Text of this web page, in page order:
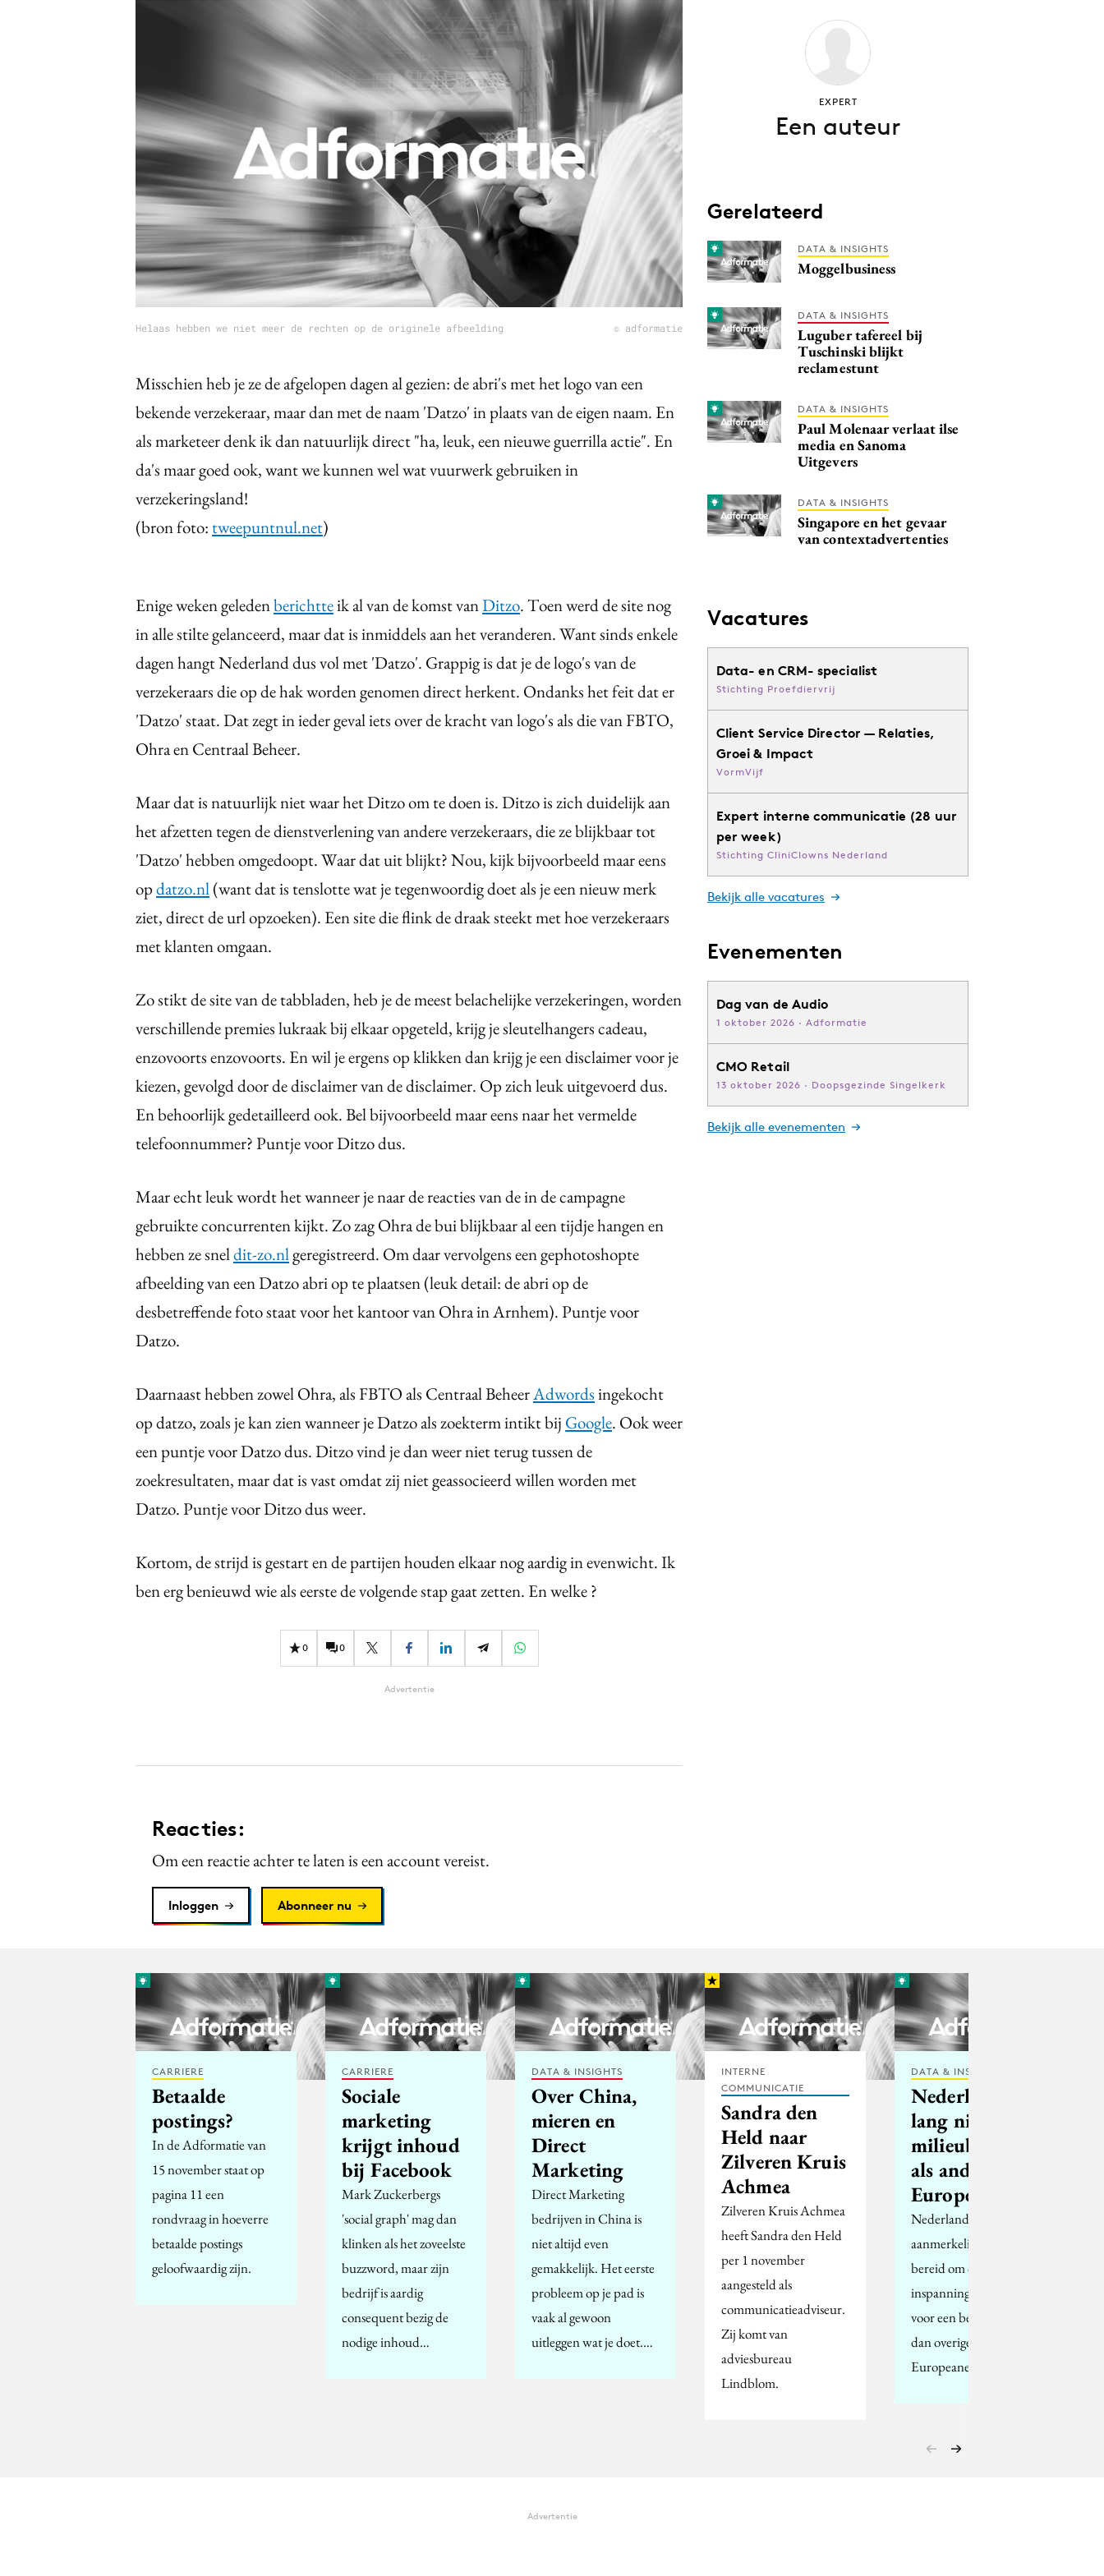
Gedragsverandering
Influencer marketing
Interne communicatie
Martech
Purpose Marketing
Reputatie & crisis
Helaas hebben we niet meer de rechten op de originele afbeelding © adformatie
Misschien heb je ze de afgelopen dagen al gezien: de abri's met het logo van een
bekende verzekeraar, maar dan met de naam 'Datzo' in plaats van de eigen naam. En
als marketeer denk ik dan natuurlijk direct "ha, leuk, een nieuwe guerrilla actie". En
da's maar goed ook, want we kunnen wel wat vuurwerk gebruiken in
verzekeringsland!
(bron foto:tweepuntnul.net)
Enige weken geledenberichtteik al van de komst vanDitzo. Toen werd de site nog
in alle stilte gelanceerd, maar dat is inmiddels aan het veranderen. Want sinds enkele
dagen hangt Nederland dus vol met 'Datzo'. Grappig is dat je de logo's van de
verzekeraars die op de hak worden genomen direct herkent. Ondanks het feit dat er
'Datzo' staat. Dat zegt in ieder geval iets over de kracht van logo's als die van FBTO,
Ohra en Centraal Beheer.
Maar dat is natuurlijk niet waar het Ditzo om te doen is. Ditzo is zich duidelijk aan
het afzetten tegen de dienstverlening van andere verzekeraars, die ze blijkbaar tot
'Datzo' hebben omgedoopt. Waar dat uit blijkt? Nou, kijk bijvoorbeeld maar eens
opdatzo.nl(want dat is tenslotte wat je tegenwoordig doet als je een nieuw merk
ziet, direct de url opzoeken). Een site die flink de draak steekt met hoe verzekeraars
met klanten omgaan.
Zo stikt de site van de tabbladen, heb je de meest belachelijke verzekeringen, worden
verschillende premies lukraak bij elkaar opgeteld, krijg je sleutelhangers cadeau,
enzovoorts enzovoorts. En wil je ergens op klikken dan krijg je een disclaimer voor je
kiezen, gevolgd door de disclaimer van de disclaimer. Op zich leuk uitgevoerd dus.
En behoorlijk gedetailleerd ook. Bel bijvoorbeeld maar eens naar het vermelde
telefoonnummer? Puntje voor Ditzo dus.
Maar echt leuk wordt het wanneer je naar de reacties van de in de campagne
gebruikte concurrenten kijkt. Zo zag Ohra de bui blijkbaar al een tijdje hangen en
hebben ze sneldit-zo.nlgeregistreerd. Om daar vervolgens een gephotoshopte
afbeelding van een Datzo abri op te plaatsen (leuk detail: de abri op de
desbetreffende foto staat voor het kantoor van Ohra in Arnhem). Puntje voor
Datzo.
Daarnaast hebben zowel Ohra, als FBTO als Centraal BeheerAdwordsingekocht
op datzo, zoals je kan zien wanneer je Datzo als zoekterm intikt bij Google. Ook weer
een puntje voor Datzo dus. Ditzo vind je dan weer niet terug tussen de
zoekresultaten, maar dat is vast omdat zij niet geassocieerd willen worden met
Datzo. Puntje voor Ditzo dus weer.
Kortom, de strijd is gestart en de partijen houden elkaar nog aardig in evenwicht. Ik
ben erg benieuwd wie als eerste de volgende stap gaat zetten. En welke ?
0 0
Advertentie
Reacties:
Om een reactie achter te laten is een account vereist.
Inloggen Abonneer nu
EXPERT
Een auteur
Gerelateerd
DATA & INSIGHTS
Moggelbusiness
DATA & INSIGHTS
Luguber tafereel bij
Tuschinski blijkt
reclamestunt
DATA & INSIGHTS
Paul Molenaar verlaat ilse
media en Sanoma
Uitgevers
DATA & INSIGHTS
Singapore en het gevaar
van contextadvertenties
Vacatures
Data- en CRM- specialist
Stichting Proefdiervrij
Client Service Director — Relaties,
Groei & Impact
VormVijf
Expert interne communicatie (28 uur
per week)
Stichting CliniClowns Nederland
Bekijk alle vacatures
Evenementen
Dag van de Audio
1 oktober 2026 · Adformatie
CMO Retail
13 oktober 2026 · Doopsgezinde Singelkerk
Bekijk alle evenementen
CARRIERE
Betaalde
postings?
In de Adformatie van
15 november staat op
pagina 11 een
rondvraag in hoeverre
betaalde postings
geloofwaardig zijn.
CARRIERE
Sociale
marketing
krijgt inhoud
bij Facebook
Mark Zuckerbergs
'social graph' mag dan
klinken als het zoveelste
buzzword, maar zijn
bedrijf is aardig
consequent bezig de
nodige inhoud…
DATA & INSIGHTS
Over China,
mieren en
Direct
Marketing
Direct Marketing
bedrijven in China is
niet altijd even
gemakkelijk. Het eerste
probleem op je pad is
vaak al gewoon
uitleggen wat je doet.…
INTERNE
COMMUNICATIE
Sandra den
Held naar
Zilveren Kruis
Achmea
Zilveren Kruis Achmea
heeft Sandra den Held
per 1 november
aangesteld als
communicatieadviseur.
Zij komt van
adviesbureau
Lindblom.
DATA & INSIGHTS
Nederlanders
lang niet zo
milieubewust
als andere
Europeanen
Nederlanders zijn
aanmerkelijk minder
bereid om concrete
inspanningen te leveren
voor een beter milieu
dan overige
Europeanen, zo blijkt…
Advertentie